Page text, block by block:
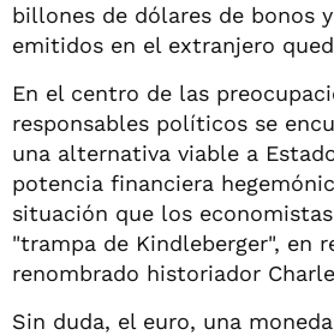
billones de dólares de bonos
emitidos en el extranjero
En el centro de las
responsables políticos se
una alternativa viable a
potencia financiera
situación que los
"trampa de Kindleberger", en
renombrado historiador
Sin duda, el euro, una